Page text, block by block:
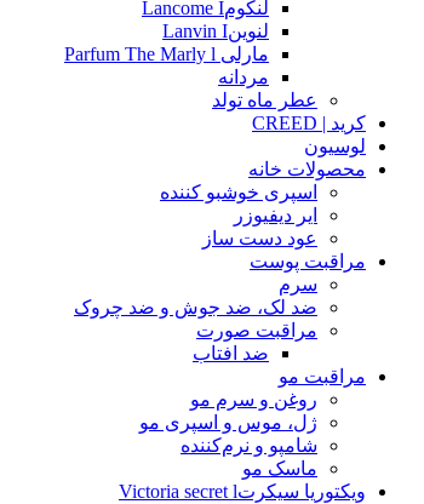
لنکومLancome I
لنوینLanvin I
مارلی Parfum The Marly l
مردانه
عطر ماه تولد
کرید | CREED
لوسیون
محصولات خانه
اسپری خوشبو کننده
ایر دیفیوزر
عود دست ساز
مراقبت پوست
سرم
ضد لک، ضد جوش و ضد چروک
مراقبت صورت
ضد افتاب
مراقبت مو
روغن و سرم مو
ژل، موس و اسپری مو
شامپو و نرم‌کننده
ماسک مو
ویکتوریا سیکرتVictoria secret l